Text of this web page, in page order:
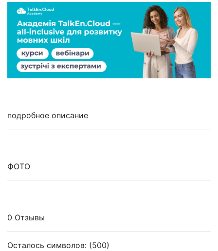
подробное описание
ФОТО
0 Отзывы
Осталось символов: (500)